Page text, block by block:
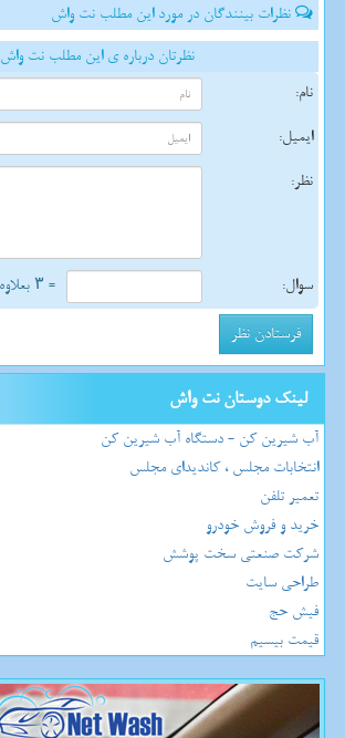
نظرات بینندگان در مورد این مطلب نت واش
نظرتان درباره ی این مطلب نت واش
نام:
ایمیل:
نظر:
سوال: = ۳ بعلاوه ۳
لینک دوستان نت واش
آب شیرین کن - دستگاه آب شیرین کن
انتخابات مجلس ، کاندیدای مجلس
تعمیر تلفن
خرید و فروش خودرو
شرکت صنعتی سخت پوشش
طراحی سایت
فیش حج
قیمت بیسیم